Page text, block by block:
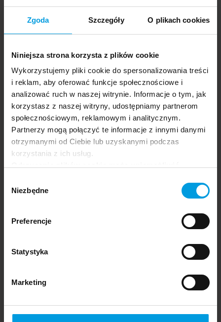
Zgoda Szczegóły O plikach cookies
Niniejsza strona korzysta z plików cookie
Wykorzystujemy pliki cookie do spersonalizowania treści
i reklam, aby oferować funkcje społecznościowe i
analizować ruch w naszej witrynie. Informacje o tym, jak
korzystasz z naszej witryny, udostępniamy partnerom
społecznościowym, reklamowym i analitycznym.
Partnerzy mogą połączyć te informacje z innymi danymi
otrzymanymi od Ciebie lub uzyskanymi podczas
korzystania z ich usług.
oferowanych na naszej stronie, w tym m.in. z
zgody
Niezbędne
Preferencje
Statystyka
Marketing
Festival app.